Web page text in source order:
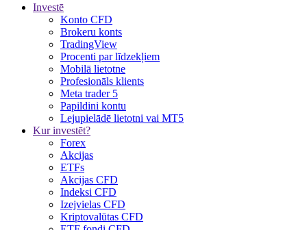
Investē
Konto CFD
Brokeru konts
TradingView
Procenti par līdzekļiem
Mobilā lietotne
Profesionāls klients
Meta trader 5
Papildini kontu
Lejupielādē lietotni vai MT5
Kur investēt?
Forex
Akcijas
ETFs
Akcijas CFD
Indeksi CFD
Izejvielas CFD
Kriptovalūtas CFD